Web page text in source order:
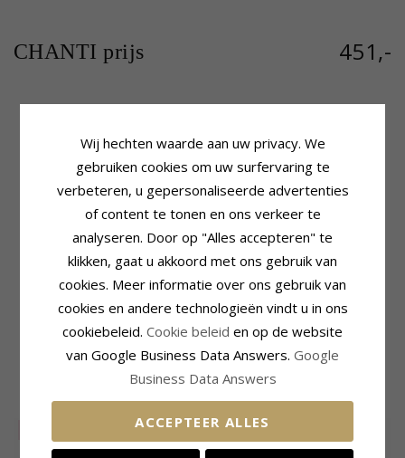
CHANTI prijs 451,-
Productinformatie
Diamant
Oorbellen: Oorsteker
Edelmetaal:
14 Karaat Goud En Witgoud
Aantal: 4
Slijpsel: Briljantgeslepen
Steen:Diamant
Diamant Kleur:
Wesselton
Caraat: 0,10
Lengte:9,0 mm
Breedte:4,5 mm
Diepte: 1,8 mm
Levertijd:4-5 Weekdagen
MEEST POPULAIRE PRODUCTEN IN
Wij hechten waarde aan uw privacy. We
gebruiken cookies om uw surfervaring te
verbeteren, u gepersonaliseerde advertenties
of content te tonen en ons verkeer te
analyseren. Door op "Alles accepteren" te
klikken, gaat u akkoord met ons gebruik van
cookies. Meer informatie over ons gebruik van
cookies en andere technologieën vindt u in ons
cookiebeleid. Cookie beleid en op de website
van Google Business Data Answers. Google
Business Data Answers
ACCEPTEER ALLES